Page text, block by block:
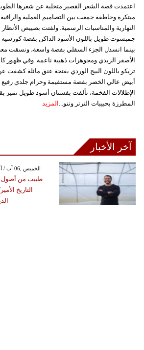
اعتمدت قصة الشعر القصير متخلية عن شعرها الطويل
مبتكرة وخاطفة جمعت بين التصاميم العملية
النهارية والمناسبات الرسمية. ولفتت بصيبص
جمبسوت طويل باللون الأسود الداكن بقصة
بينما انسدل الجزء السفلي بقصة واسعة، ونسقت
الأصفر الزبدي ومجوهرات ذهبية ناعمة. وفي ظهور
تريكو باللون البيج الوردي بفتحة عنق مائلة كشفت
أبيض عالي الخصر بقصة مستقيمة وحزام جلدي رفيع
الإطلالات الفخمة، تألقت بفستان أسود طويل تميز
المطرزة بحبيبات الترتر وتنو... المزيد
آخر الأخبار
GMT 12:56 2026 الخميس ,06 آب / أغسطس
طبيب من أصول
التاريخ